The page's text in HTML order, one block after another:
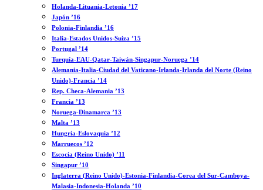
Holanda-Lituania-Letonia ’17
Japón ’16
Polonia-Finlandia ’16
Italia-Estados Unidos-Suiza ’15
Portugal ’14
Turquía-EAU-Qatar-Taiwán-Singapur-Noruega ’14
Alemania-Italia-Ciudad del Vaticano-Irlanda-Irlanda del Norte (Reino
Unido)-Francia ’14
Rep. Checa-Alemania ’13
Francia ’13
Noruega-Dinamarca ’13
Malta ’13
Hungría-Eslovaquia ’12
Marruecos ’12
Escocia (Reino Unido) ’11
Singapur ’10
Inglaterra (Reino Unido)-Estonia-Finlandia-Corea del Sur-Camboya-
Malasia-Indonesia-Holanda ’10